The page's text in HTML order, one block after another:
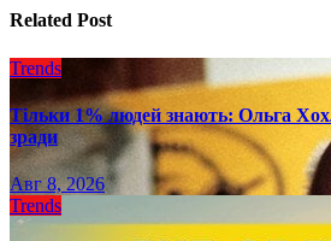
Related Post
Trends
Тільки 1% людей знають: Ольга
зради
Авг 8, 2026
Trends